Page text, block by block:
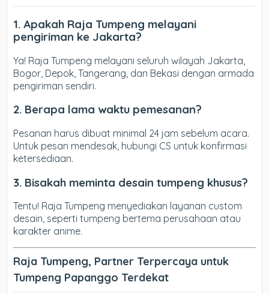
1. Apakah Raja Tumpeng melayani
pengiriman ke Jakarta?
Ya! Raja Tumpeng melayani seluruh wilayah Jakarta,
Bogor, Depok, Tangerang, dan Bekasi dengan armada
pengiriman sendiri.
2. Berapa lama waktu pemesanan?
Pesanan harus dibuat minimal 24 jam sebelum acara.
Untuk pesan mendesak, hubungi CS untuk konfirmasi
ketersediaan.
3. Bisakah meminta desain tumpeng khusus?
Tentu! Raja Tumpeng menyediakan layanan custom
desain, seperti tumpeng bertema perusahaan atau
karakter anime.
Raja Tumpeng, Partner Terpercaya untuk
Tumpeng Papanggo Terdekat